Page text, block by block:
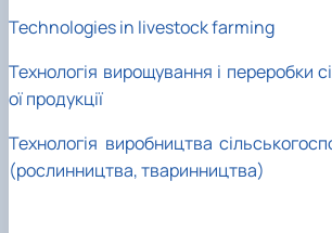
Technologies in livestock farming
Технологія вирощування і переробки
ої продукції
Технологія виробництва
(рослинництва, тваринництва)